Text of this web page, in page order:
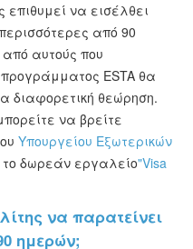
επιθυμεί να εισέλθει
από 90
αυτούς που
προγράμματος ESTA θα
διαφορετική θεώρηση.
να βρείτε
Υπουργείου Εξωτερικών
το δωρεάν εργαλείο"Visa
να παρατείνει
ημερών;